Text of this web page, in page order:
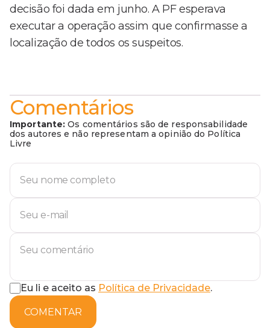
decisão foi dada em junho. A PF esperava
executar a operação assim que confirmasse a
localização de todos os suspeitos.
Comentários
Importante: Os comentários são de responsabilidade
dos autores e não representam a opinião do Política
Livre
Eu li e aceito as Política de Privacidade.
COMENTAR